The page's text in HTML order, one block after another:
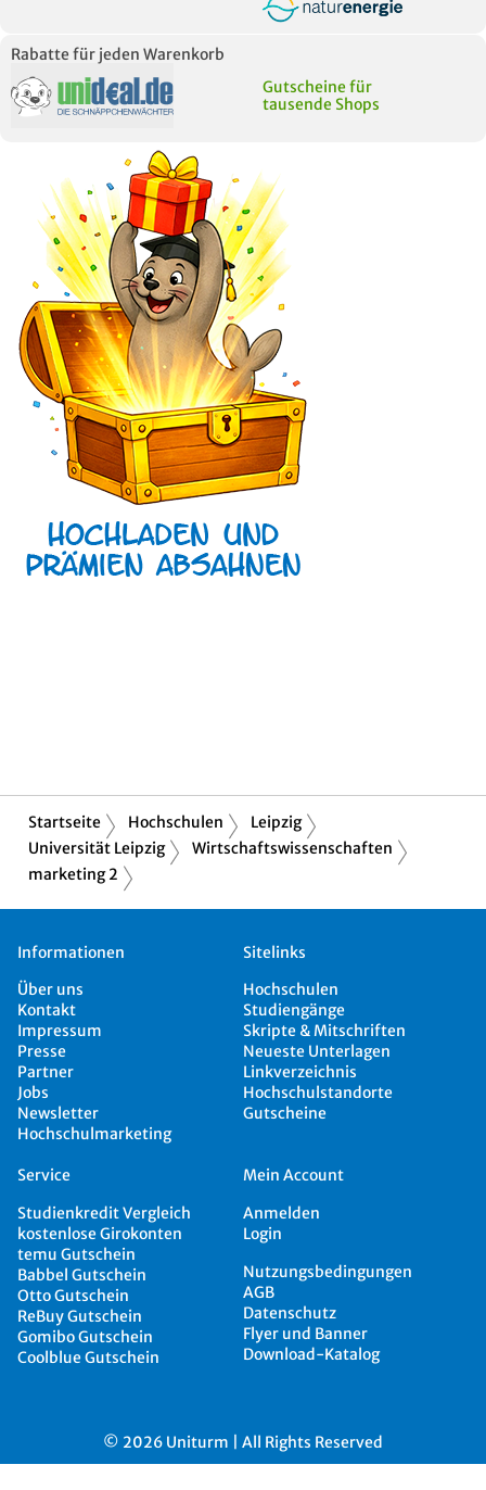
Rabatte für jeden Warenkorb
Gutscheine für
tausende Shops
Startseite Hochschulen
Leipzig
Universität Leipzig
Wirtschaftswissenschaften
marketing 2
Informationen
Über uns
Kontakt
Impressum
Presse
Partner
Jobs
Newsletter
Hochschulmarketing
Sitelinks
Hochschulen
Studiengänge
Skripte & Mitschriften
Neueste Unterlagen
Linkverzeichnis
Hochschulstandorte
Gutscheine
Service
Studienkredit Vergleich
kostenlose Girokonten
temu Gutschein
Babbel Gutschein
Otto Gutschein
ReBuy Gutschein
Gomibo Gutschein
Coolblue Gutschein
Mein Account
Anmelden
Login
Nutzungsbedingungen
AGB
Datenschutz
Flyer und Banner
Download-Katalog
© 2026 Uniturm | All Rights Reserved